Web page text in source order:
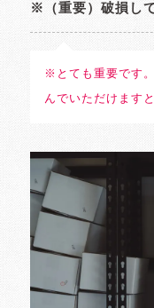
※（重要）破損し
※とても重要です
んでいただけます